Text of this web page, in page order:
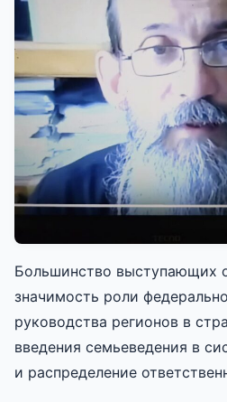
Большинство выступающих
значимость роли
руководства регионов в
введения семьеведения в
и распределение